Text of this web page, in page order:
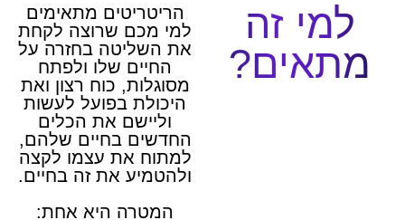
למי זה
מתאים?
הריטריטים מתאימים
למי מכם שרוצה לקחת
את השליטה בחזרה על
החיים שלו ולפתח
מסוגלות, כוח רצון ואת
היכולת בפועל לעשות
וליישם את הכלים
החדשים בחיים שלהם,
למתוח את עצמו לקצה
ולהטמיע את זה בחיים.
המטרה היא אחת: